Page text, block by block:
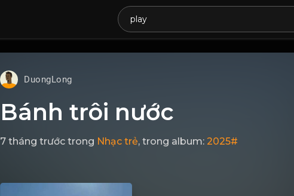
DuongLong
Bánh trôi nước
7 tháng trước trong Nhạc trẻ, trong album: 2025#